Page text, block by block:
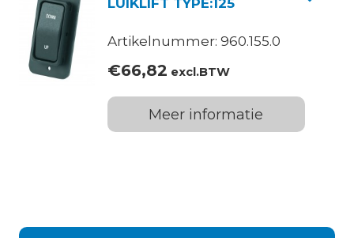
LUIKLIFT TYPE:125
Artikelnummer: 960.155.0
€66,82 excl.BTW
Meer informatie